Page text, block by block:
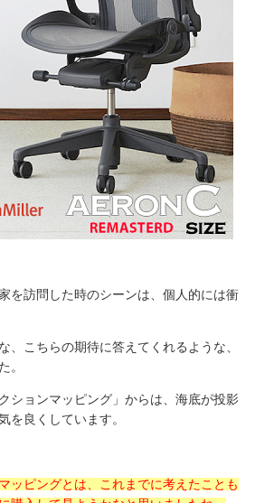
を訪問した時のシーンは、個人的には衝
、こちらの期待に答えてくれるような、
。
ションマッピング」からは、海底が投影
を良くしています。
ッピングとは、これまでに考えたことも